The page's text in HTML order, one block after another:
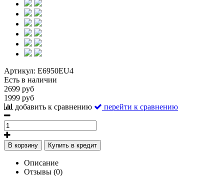
Артикул: E6950EU4
Есть в наличии
2699 руб
1999 руб
добавить к сравнению
перейти к сравнению
В корзину Купить в кредит
Описание
Отзывы (0)